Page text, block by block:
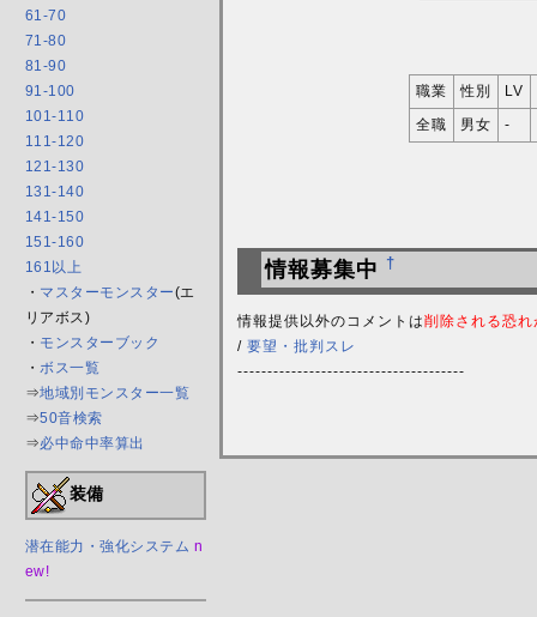
61-70
71-80
81-90
91-100
101-110
111-120
121-130
131-140
141-150
151-160
161以上
・ マスターモンスター(エ
リアボス)
・ モンスターブック
・ ボス一覧
⇒地域別モンスター一覧
⇒50音検索
⇒必中命中率算出
装備
潜在能力・強化システム n
ew!
職業 性別 LV
全職
男女 -
情報募集中 †
情報提供以外のコメントは削除される恐
/ 要望・批判スレ
--------------------------------------